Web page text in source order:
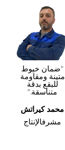
"ضمان خيوط
متينة ومقاومة
للبقع بدقة
متناسقة."
محمد كيراتش
مشرفالإنتاج